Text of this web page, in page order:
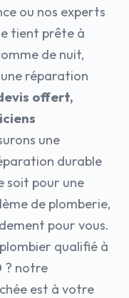
ou nos experts
tient prête à
de nuit,
réparation
offert,
une
durable
soit pour une
de plomberie,
pour vous.
qualifié à
? notre
est à votre